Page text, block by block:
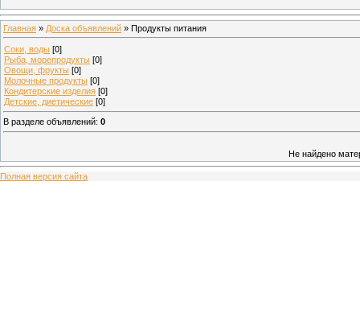
Главная » Доска объявлений » Продукты питания
Соки, воды [0]
Рыба, морепродукты [0]
Овощи, фрукты [0]
Молочные продукты [0]
Кондитерские изделия [0]
Детские, диетические [0]
В разделе объявлений: 0
Не найдено
Полная версия сайта